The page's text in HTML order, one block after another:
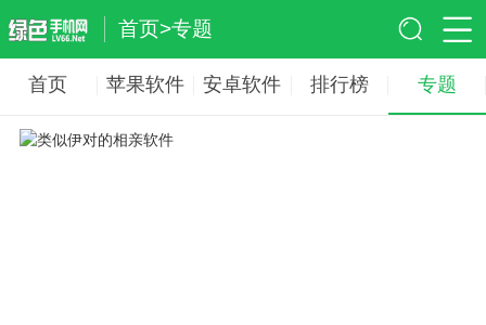
首页>专题
首页 苹果软件 安卓软件 排行榜 专题